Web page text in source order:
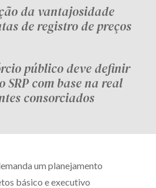
da vantajosidade
de registro de preços
público deve definir
com base na real
consorciados
um planejamento
básico e executivo